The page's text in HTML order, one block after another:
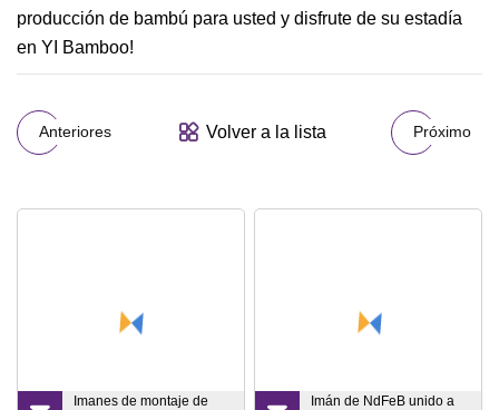
producción de bambú para usted y disfrute de su estadía
en YI Bamboo!
Anteriores Volver a la lista Próximo
Imanes de montaje de
Imán de NdFeB unido a